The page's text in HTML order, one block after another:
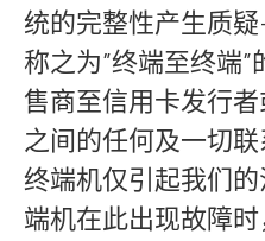
统的完整性产生质
称之为”终端至终端
售商至信用卡发行
之间的任何及一切
终端机仅引起我们
端机在此出现故障